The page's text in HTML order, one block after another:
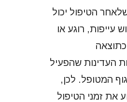
הטיפול יכול
עייפות, רוגע או
העדינות שהפעיל
המטופל. לכן,
את זמני הטיפול